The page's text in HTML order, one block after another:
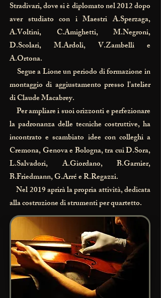
Stradivari, dove si è diplomato nel 2012 dopo
aver studiato con i Maestri A.Sperzaga,
A.Voltini, C.Amighetti, M.Negroni,
D.Scolari, M.Ardoli, V.Zambelli e
A.Ortona.
Segue a Lione un periodo di formazione in
montaggio di aggiustamento presso l'atelier
di Claude Macabrey.
Per ampliare i suoi orizzonti e perfezionare
la padronanza delle tecniche costruttive, ha
incontrato e scambiato idee con colleghi a
Cremona, Genova e Bologna, tra cui D.Sora,
L.Salvadori, A.Giordano, B.Garnier,
B.Friedmann, G.Arré e R.Regazzi.
Nel 2019 aprirà la propria attività, dedicata
alla costruzione di strumenti per quartetto.